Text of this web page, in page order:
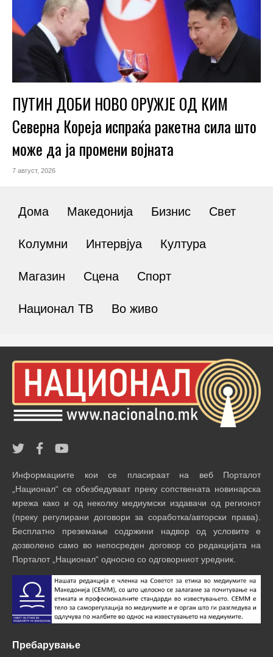
ПУТИН ДОБИ НОВО ОРУЖЈЕ ОД КИМ
Северна Кореја испраќа ракетна сила што
може да ја промени војната
7 август, 2026
Дома Македонија Бизнис Свет
Колумни Интервјуа Култура
Магазин Сцена Спорт
Национал ТВ Во живо
Информациите кои се пласираат на веб Порталот
„Национал“ се обезбедуваат преку сопствената новинарска
мрежа како и од неколку медиумски издавачи од регионот
(преку регулирани договори за соработка/авторски права).
Бесплатно преземање содржини надвор од условите е
дозволено само во непосреден договор со редакцијата на
Порталот „Национал“ односно со одговорниот уредник.
Пребарување